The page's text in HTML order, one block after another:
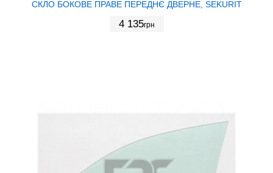
СКЛО БОКОВЕ ПРАВЕ ПЕРЕДНЄ ДВЕРНЕ, SEKURIT
4 135грн